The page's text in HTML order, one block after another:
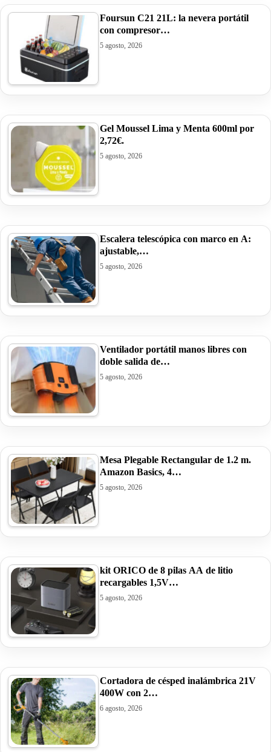
Foursun C21 21L: la nevera portátil
con compresor…
5 agosto, 2026
Gel Moussel Lima y Menta 600ml por
2,72€.
5 agosto, 2026
Escalera telescópica con marco en A:
ajustable,…
5 agosto, 2026
Ventilador portátil manos libres con
doble salida de…
5 agosto, 2026
Mesa Plegable Rectangular de 1.2 m.
Amazon Basics, 4…
5 agosto, 2026
kit ORICO de 8 pilas AA de litio
recargables 1,5V…
5 agosto, 2026
Cortadora de césped inalámbrica 21V
400W con 2…
6 agosto, 2026